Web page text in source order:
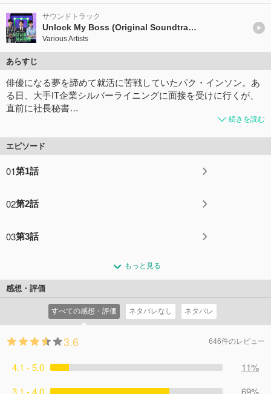
サウンドトラック
Unlock My Boss (Original Soundtrack)
Various Artists
あらすじ
俳優になる夢を諦めて就活に苦戦していたパク・インソン。あ
る日、大手IT企業シルバーライニングに面接を受けに行くが、
直前に社長秘書…
続きを読む
エピソード
01第1話
02第2話
03第3話
もっと見る
感想・評価
すべての感想・評価 ネタバレなし ネタバレ
3.6 646件のレビュー
4.1 - 5.0
11%
3.1 - 4.0
69%